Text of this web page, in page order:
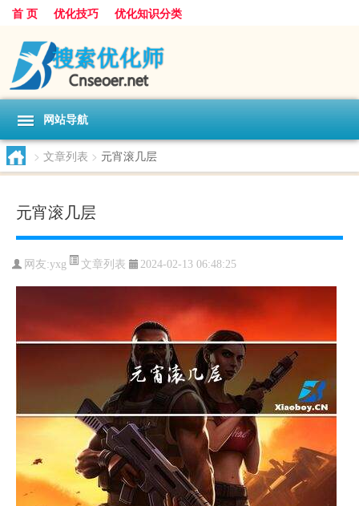
首 页 优化技巧 优化知识分类
网站导航
> 文章列表 > 元宵滚几层
元宵滚几层
网友:yxg 文章列表 2024-02-13 06:48:25